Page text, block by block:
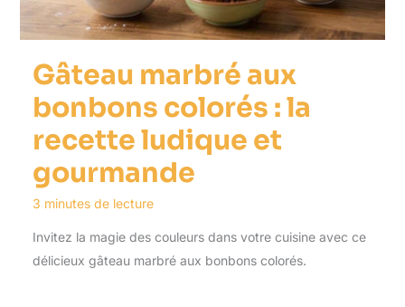
Gâteau marbré aux
bonbons colorés : la
recette ludique et
gourmande
3 minutes de lecture
Invitez la magie des couleurs dans votre cuisine avec ce
délicieux gâteau marbré aux bonbons colorés.